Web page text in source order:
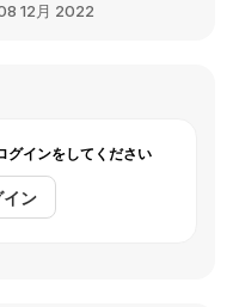
12月 2022
グインをしてください
イン